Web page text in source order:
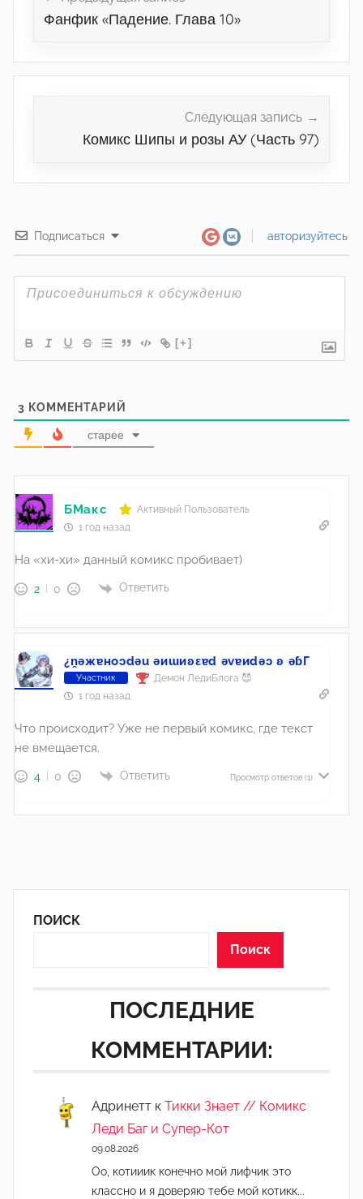
записям
Фанфик «Падение. Глава 10»
Следующая запись
Комикс Шипы и розы АУ (Часть 97)
Подписаться авторизуйтесь
[+]
3 КОММЕНТАРИЙ
старее
БМакс
Активный Пользователь
1 год назад
На «хи-хи» данный комикс пробивает)
2 0 Ответить
¿n̯ǝжɐноɔdǝu ǝиɯиʚεɐd ǝvɐиdǝɔ ʚ ǝɓГ
Участник
Демон ЛедиБлога 😈
1 год назад
Что происходит? Уже не первый комикс, где текст
не вмещается.
4 0 Ответить Просмотр ответов (1)
ПОИСК
Поиск
ПОСЛЕДНИЕ
КОММЕНТАРИИ:
Адринетт к Тикки Знает // Комикс
Леди Баг и Супер-Кот
09.08.2026
Оо, котииик конечно мой лифчик это
классно и я доверяю тебе мой котикк...